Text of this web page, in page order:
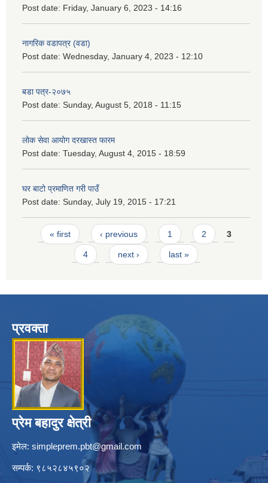
Post date: Friday, January 6, 2023 - 14:16
नागरिक वडापत्र (वडा)
Post date: Wednesday, January 4, 2023 - 12:10
बडा पत्र-२०७५
Post date: Sunday, August 5, 2018 - 11:15
लोक सेवा आयोग दरखास्त फारम
Post date: Tuesday, August 4, 2015 - 18:59
घर बाटो प्रमाणित गरी पाउँ
Post date: Sunday, July 19, 2015 - 17:21
Pages
« first ‹ previous 1 2 3
4 next › last »
प्रवक्ता
प्रेम बहादुर क्षेत्री
इमेल: simpleprem.pbt@gmail.com
सम्पर्क: ९८५२८४५९०२